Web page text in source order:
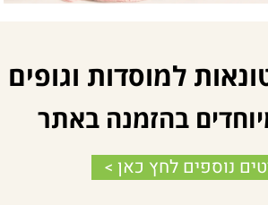
למוסדות וגופים
בהזמנה באתר
נוספים לחץ כאן >